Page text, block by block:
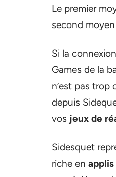
Le premier
second
Si la
Games de la
n’est pas trop
depuis
vos jeux de
Sidesquet
riche en